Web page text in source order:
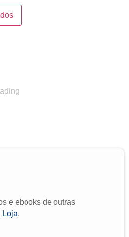
e ebooks de outras
Loja.